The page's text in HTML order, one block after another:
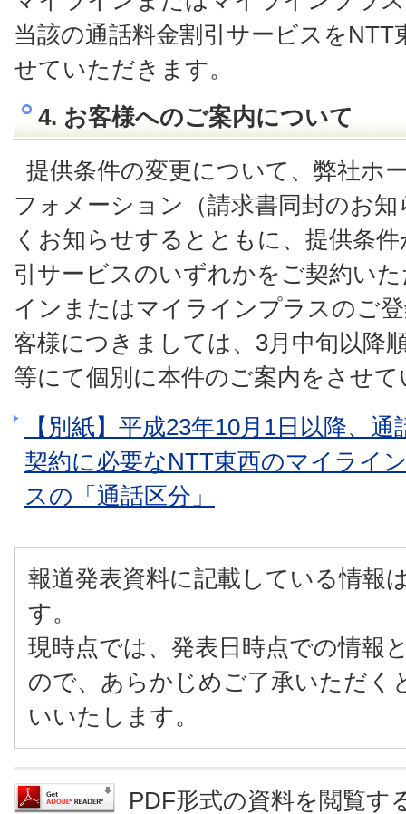
当該の通話料金割引サービスをNTT
せていただきます。
4. お客様へのご案内について
提供条件の変更について、弊社ホ
フォメーション（請求書同封のお
くお知らせするとともに、提供条
引サービスのいずれかをご契約い
インまたはマイラインプラスのご
客様につきましては、3月中旬以降
等にて個別に本件のご案内をさせ
【別紙】平成23年10月1日以降、
契約に必要なNTT東西のマイライ
スの「通話区分」
報道発表資料に記載している情報
す。
現時点では、発表日時点での情報
ので、あらかじめご了承いただく
いいたします。
PDF形式の資料を閲覧す